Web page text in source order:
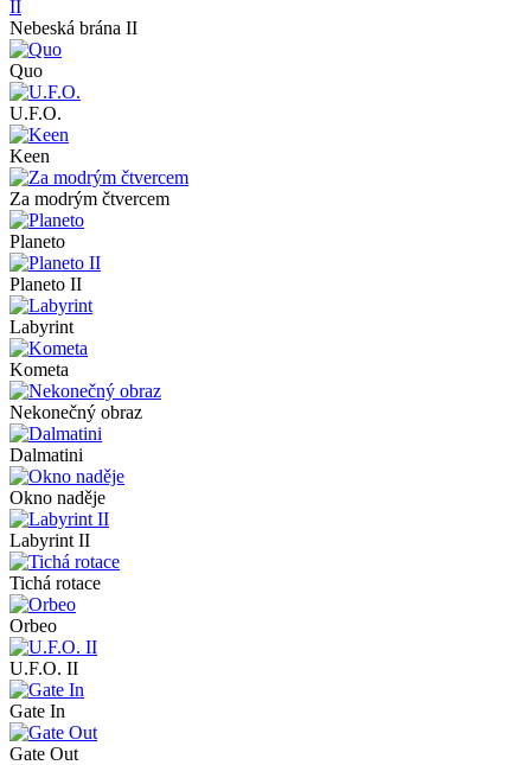
Nebeská brána II
Quo
U.F.O.
Keen
Za modrým čtvercem
Planeto
Planeto II
Labyrint
Kometa
Nekonečný obraz
Dalmatini
Okno naděje
Labyrint II
Tichá rotace
Orbeo
U.F.O. II
Gate In
Gate Out